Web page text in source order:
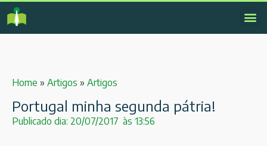
Home » Artigos » Artigos
Portugal minha segunda pátria!
Publicado dia: 20/07/2017 às 13:56